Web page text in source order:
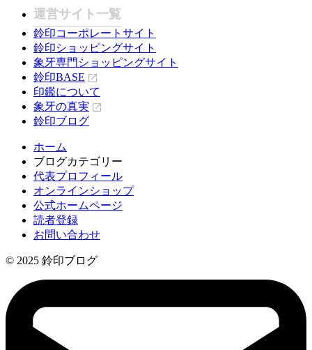
運営サイト一覧
鈴印コーポレートサイト
鈴印ショッピングサイト
象牙専門ショッピングサイト
鈴印BASE
印鑑について
象牙の真実
鈴印ブログ
ホーム
ブログカテゴリー
代表プロフィール
オンラインショップ
公式ホームページ
読者登録
お問い合わせ
© 2025 鈴印ブログ